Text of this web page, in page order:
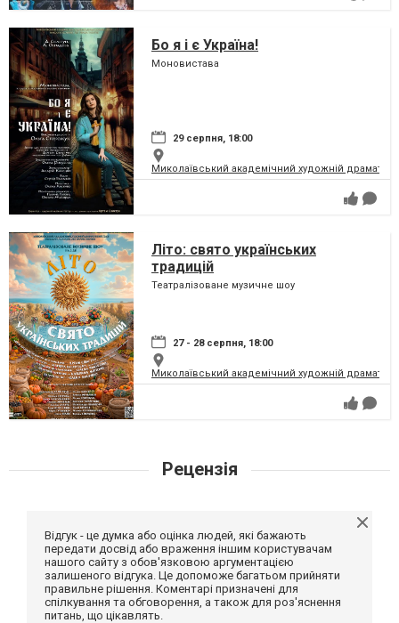
Бо я і є Україна!
Моновистава
29 серпня, 18:00
Миколаївський академічний художній
Літо: свято українських
традицій
Театралізоване музичне шоу
27 - 28 серпня, 18:00
Миколаївський академічний художній
Рецензія
Відгук - це думка або оцінка людей, які бажають
передати досвід або враження іншим користувачам
нашого сайту з обов'язковою аргументацією
залишеного відгука. Це допоможе багатьом прийняти
правильне рішення. Коментарі призначені для
спілкування та обговорення, а також для роз'яснення
питань, що цікавлять.